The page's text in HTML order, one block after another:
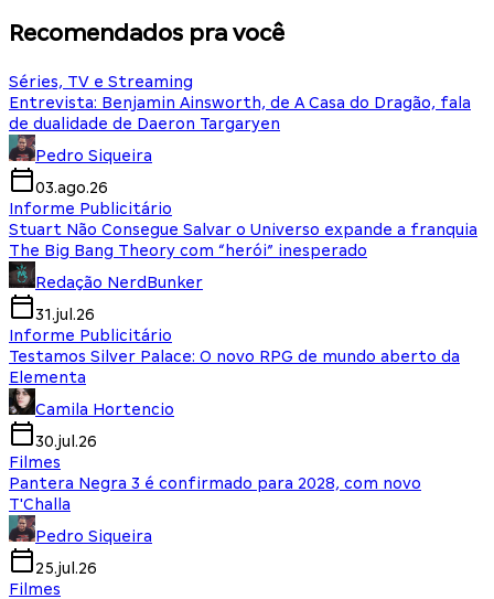
Recomendados pra você
Séries, TV e Streaming
Entrevista: Benjamin Ainsworth, de A Casa do Dragão, fala
de dualidade de Daeron Targaryen
Pedro Siqueira
03.ago.26
Informe Publicitário
Stuart Não Consegue Salvar o Universo expande a franquia
The Big Bang Theory com “herói” inesperado
Redação NerdBunker
31.jul.26
Informe Publicitário
Testamos Silver Palace: O novo RPG de mundo aberto da
Elementa
Camila Hortencio
30.jul.26
Filmes
Pantera Negra 3 é confirmado para 2028, com novo
T'Challa
Pedro Siqueira
25.jul.26
Filmes